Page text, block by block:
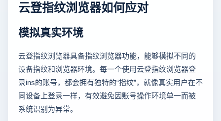
云登指纹浏览器如何应对
模拟真实环境
云登指纹浏览器具备指纹浏览器功能，能够模拟不同的
设备指纹和浏览器环境。每一个使用云登指纹浏览器登
录ins的账号，都会拥有独特的“指纹”，就像真实用户在不
同设备上登录一样，有效避免因账号操作环境单一而被
系统识别为异常。